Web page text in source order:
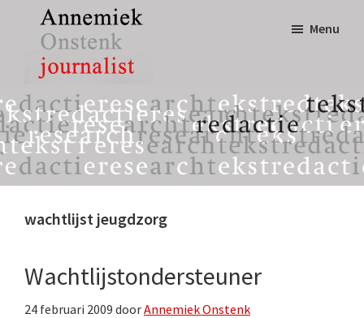
inhoud
eerste
sidebar
Annemiek
Onstenk
Journalist
tekst,
redactie
&
research
Menu
wachtlijst jeugdzorg
Wachtlijstondersteuner
24 februari 2009 doorAnnemiek Onstenk